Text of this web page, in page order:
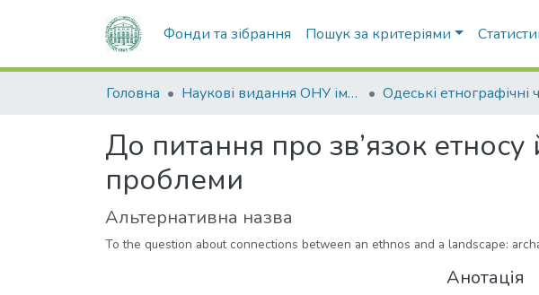
Фонди та зібрання Пошук за критеріями
Головна Наукові видання ОНУ імені І. І. Мечникова
До питання про зв’язок
проблеми
Альтернативна назва
To the question about connections between an ethnos and a landscape:
Анотація